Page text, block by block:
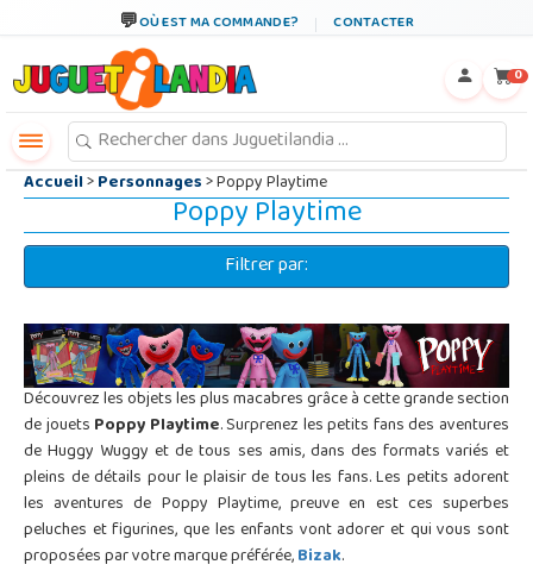
OÙ EST MA COMMANDE? CONTACTER
0
Accueil>Personnages> Poppy Playtime
Poppy Playtime
Filtrer par:
Découvrez les objets les plus macabres grâce à cette grande section
de jouetsPoppy Playtime. Surprenez les petits fans des aventures
de Huggy Wuggy et de tous ses amis, dans des formats variés et
pleins de détails pour le plaisir de tous les fans. Les petits adorent
les aventures de Poppy Playtime, preuve en est ces superbes
peluches et figurines, que les enfants vont adorer et qui vous sont
proposées par votre marque préférée,Bizak.